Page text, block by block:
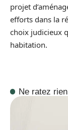
projet
efforts dans la
choix judicieux
habitation.
Ne ratez